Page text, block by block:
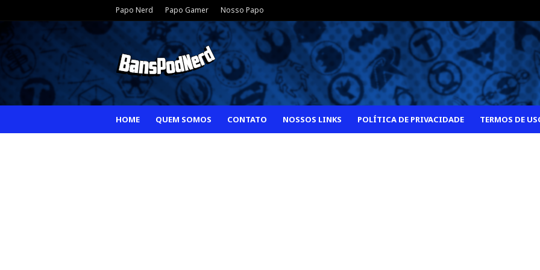
Papo Nerd Papo Gamer Nosso Papo
HOME QUEM SOMOS CONTATO NOSSOS LINKS POLÍTICA DE PRIVACIDADE TERMOS DE